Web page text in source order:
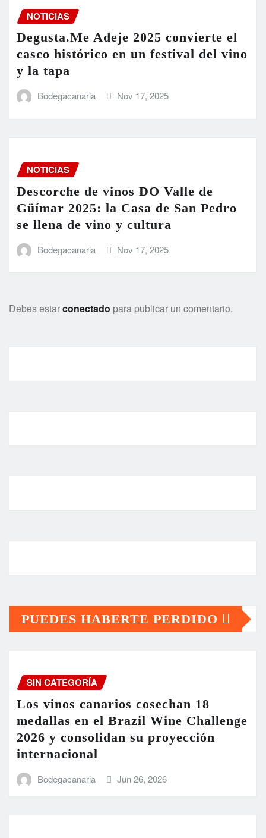
NOTICIAS
Degusta.Me Adeje 2025 convierte el
casco histórico en un festival del vino
y la tapa
Bodegacanaria Nov 17, 2025
NOTICIAS
Descorche de vinos DO Valle de
Güímar 2025: la Casa de San Pedro
se llena de vino y cultura
Bodegacanaria Nov 17, 2025
Debes estarconectado para publicar un comentario.
PUEDES HABERTE PERDIDO
SIN CATEGORÍA
Los vinos canarios cosechan 18
medallas en el Brazil Wine Challenge
2026 y consolidan su proyección
internacional
Bodegacanaria Jun 26, 2026